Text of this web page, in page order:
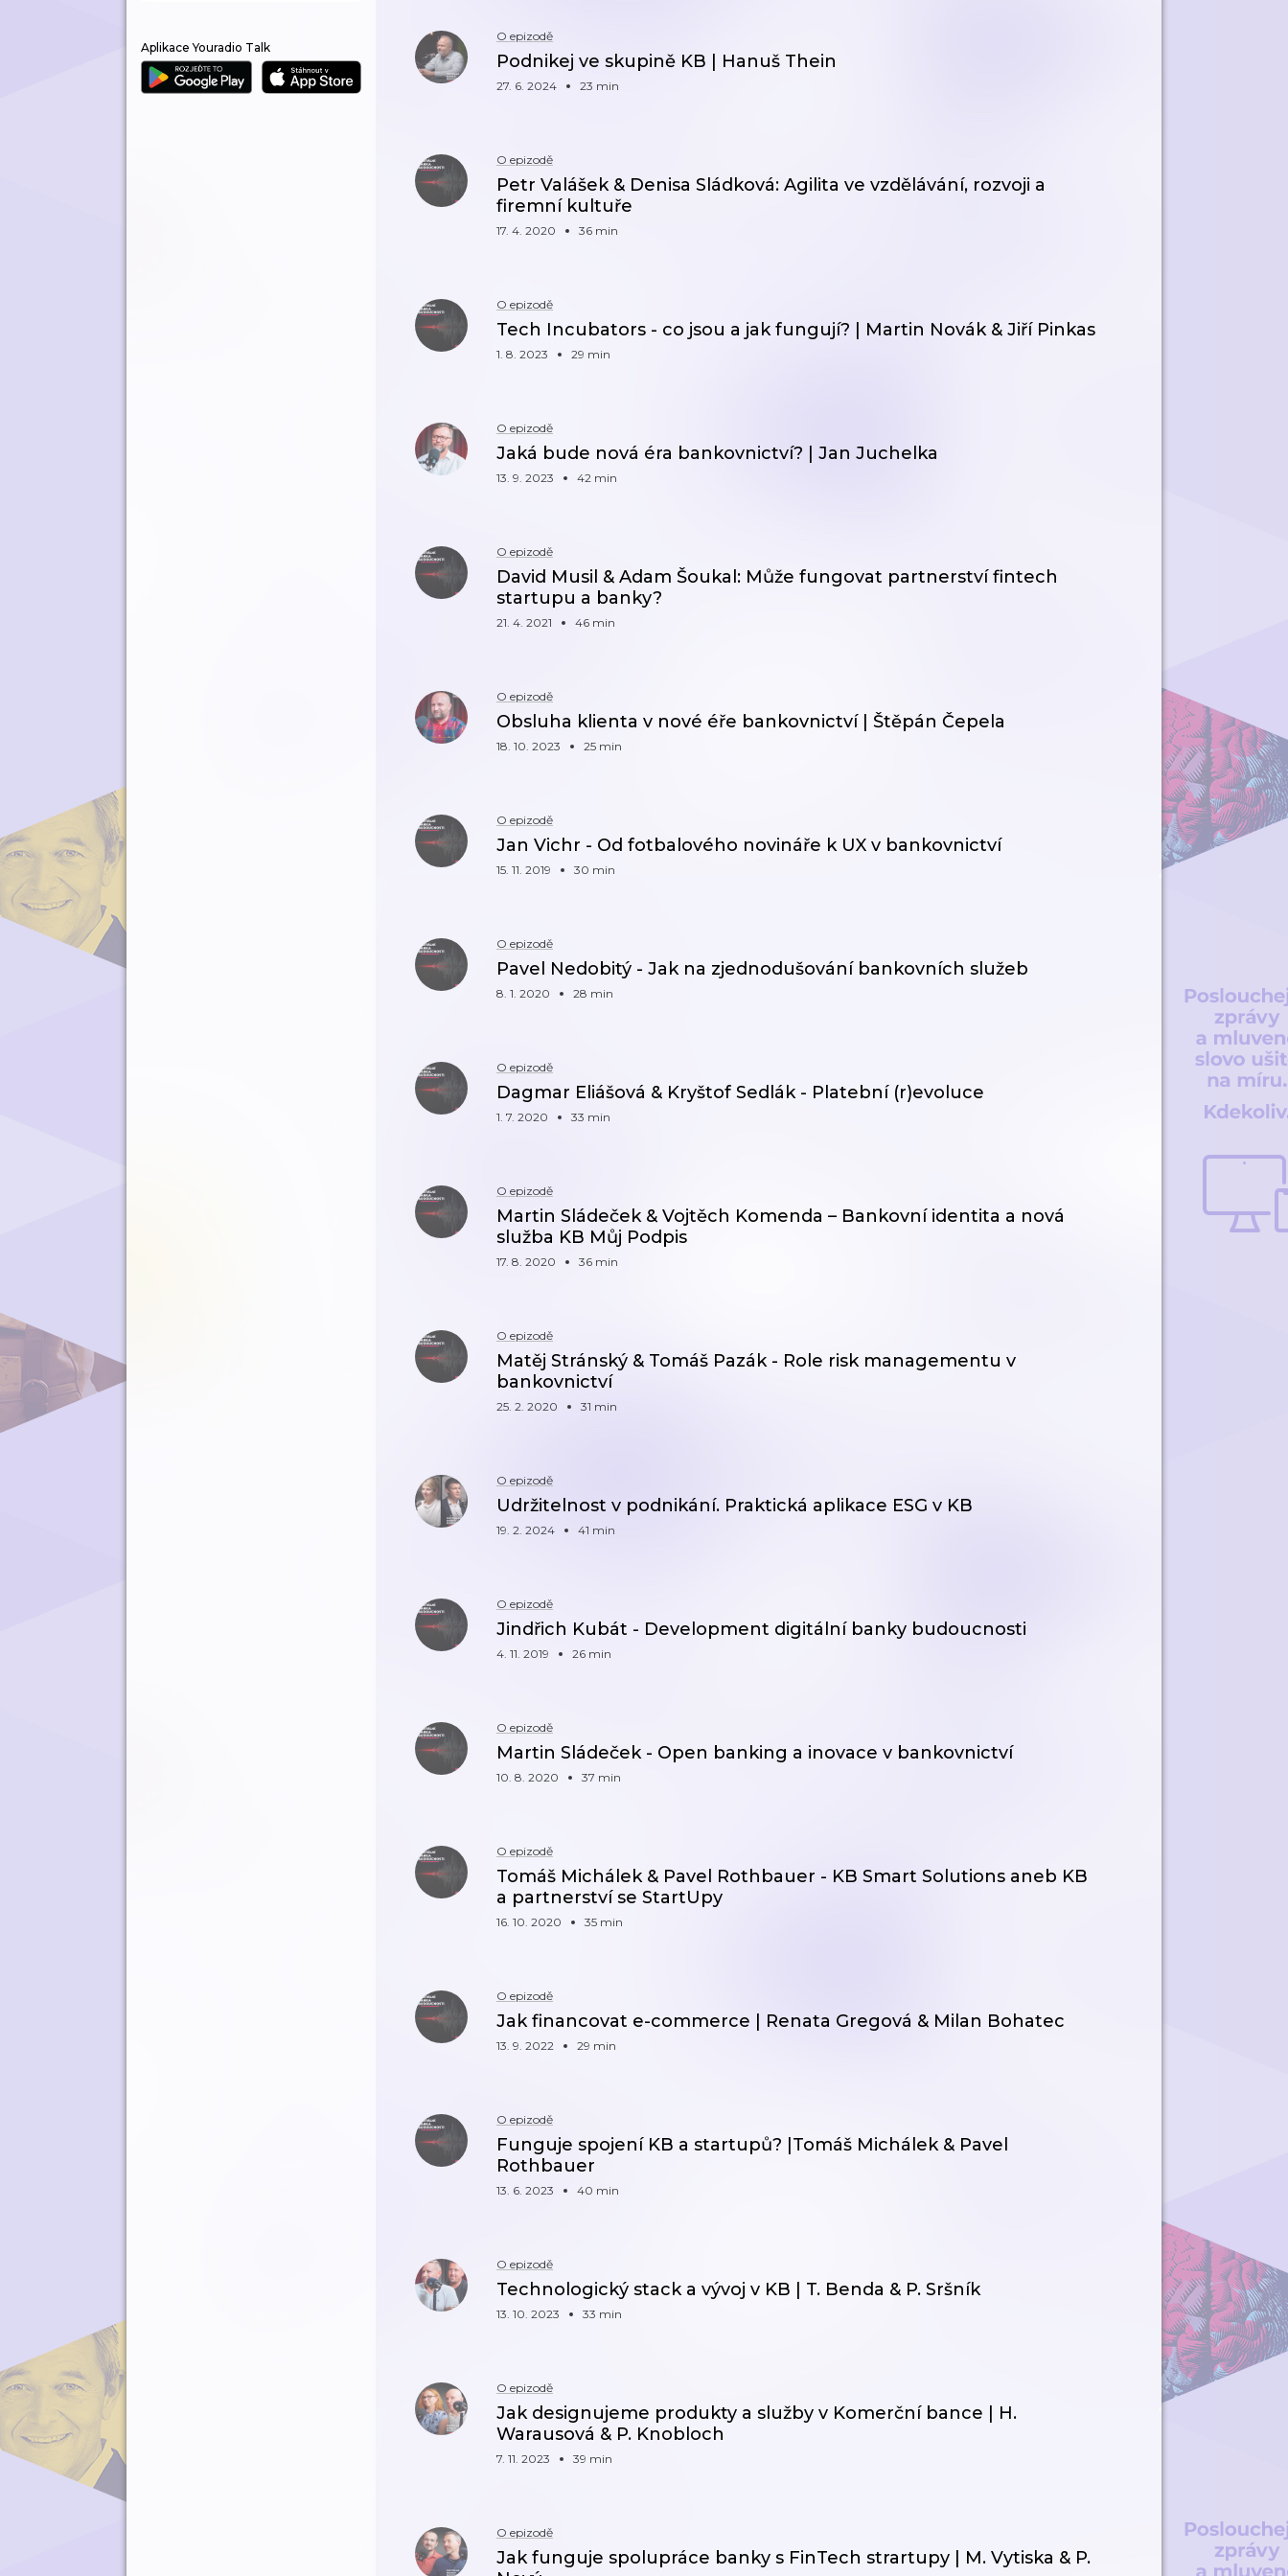
Aplikace Youradio Talk
O epizodě
Podnikej ve skupině KB | Hanuš Thein
27. 6. 2024 23 min
O epizodě
Petr Valášek & Denisa Sládková: Agilita ve vzdělávání, rozvoji a
firemní kultuře
17. 4. 2020 36 min
O epizodě
Tech Incubators - co jsou a jak fungují? | Martin Novák & Jiří Pinkas
1. 8. 2023 29 min
O epizodě
Jaká bude nová éra bankovnictví? | Jan Juchelka
13. 9. 2023 42 min
O epizodě
David Musil & Adam Šoukal: Může fungovat partnerství fintech
startupu a banky?
21. 4. 2021 46 min
O epizodě
Obsluha klienta v nové éře bankovnictví | Štěpán Čepela
18. 10. 2023 25 min
O epizodě
Jan Vichr - Od fotbalového novináře k UX v bankovnictví
15. 11. 2019 30 min
O epizodě
Pavel Nedobitý - Jak na zjednodušování bankovních služeb
8. 1. 2020 28 min
O epizodě
Dagmar Eliášová & Kryštof Sedlák - Platební (r)evoluce
1. 7. 2020 33 min
O epizodě
Martin Sládeček & Vojtěch Komenda – Bankovní identita a nová
služba KB Můj Podpis
17. 8. 2020 36 min
O epizodě
Matěj Stránský & Tomáš Pazák - Role risk managementu v
bankovnictví
25. 2. 2020 31 min
O epizodě
Udržitelnost v podnikání. Praktická aplikace ESG v KB
19. 2. 2024 41 min
O epizodě
Jindřich Kubát - Development digitální banky budoucnosti
4. 11. 2019 26 min
O epizodě
Martin Sládeček - Open banking a inovace v bankovnictví
10. 8. 2020 37 min
O epizodě
Tomáš Michálek & Pavel Rothbauer - KB Smart Solutions aneb KB
a partnerství se StartUpy
16. 10. 2020 35 min
O epizodě
Jak financovat e-commerce | Renata Gregová & Milan Bohatec
13. 9. 2022 29 min
O epizodě
Funguje spojení KB a startupů? |Tomáš Michálek & Pavel
Rothbauer
13. 6. 2023 40 min
O epizodě
Technologický stack a vývoj v KB | T. Benda & P. Sršník
13. 10. 2023 33 min
O epizodě
Jak designujeme produkty a služby v Komerční bance | H.
Warausová & P. Knobloch
7. 11. 2023 39 min
O epizodě
Jak funguje spolupráce banky s FinTech strartupy | M. Vytiska & P.